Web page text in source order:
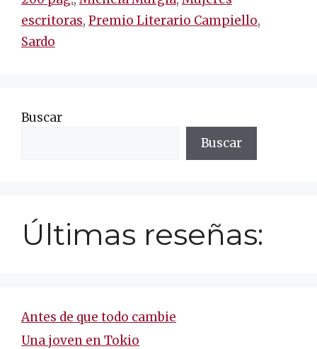
escritoras, Premio Literario Campiello,
Sardo
Buscar
Buscar
Últimas reseñas:
Antes de que todo cambie
Una joven en Tokio